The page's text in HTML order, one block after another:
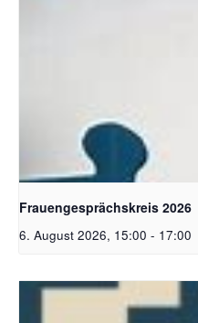
Bildquelle Pixabay
Frauengesprächskreis 2026
6. August 2026, 15:00 - 17:00